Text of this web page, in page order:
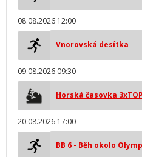
08.08.2026 12:00
Vnorovská desítka
09.08.2026 09:30
Horská časovka
20.08.2026 17:00
BB 6 - Běh okolo